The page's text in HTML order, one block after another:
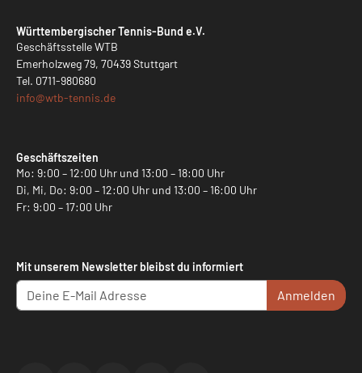
Württembergischer Tennis-Bund e.V.
Geschäftsstelle WTB
Emerholzweg 79, 70439 Stuttgart
Tel. 0711-980680
info@wtb-tennis.de
Geschäftszeiten
Mo: 9:00 – 12:00 Uhr und 13:00 – 18:00 Uhr
Di, Mi, Do: 9:00 – 12:00 Uhr und 13:00 – 16:00 Uhr
Fr: 9:00 – 17:00 Uhr
Mit unserem Newsletter bleibst du informiert
Anmelden